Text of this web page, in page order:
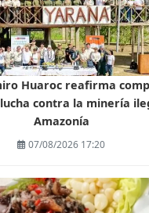
Huaroc reafirma
contra la minería
Amazonía
07/08/2026 17:20